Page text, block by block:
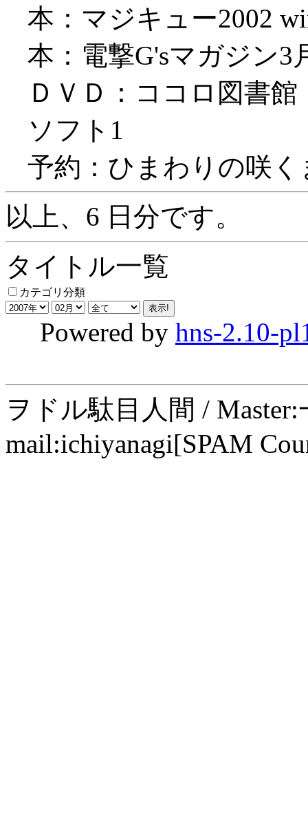
本：マジキュー2002
本：電撃G'sマガジン3
ＤＶＤ：ココロ図書
ソフト1
予約：ひまわりの咲
以上、6 日分です。
タイトル一覧
カテゴリ分類
Powered by hns-2.10-
ヲドル駄目人間 /
mail:ichiyanagi[SPAM